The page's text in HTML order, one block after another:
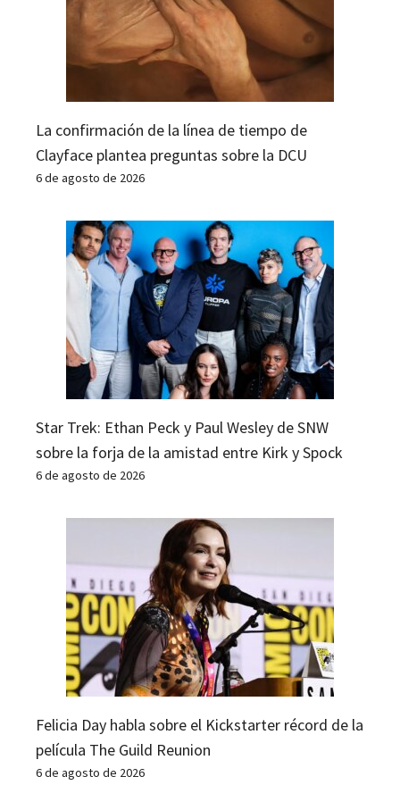
La confirmación de la línea de tiempo de
Clayface plantea preguntas sobre la DCU
6 de agosto de 2026
Star Trek: Ethan Peck y Paul Wesley de SNW
sobre la forja de la amistad entre Kirk y Spock
6 de agosto de 2026
Felicia Day habla sobre el Kickstarter récord de la
película The Guild Reunion
6 de agosto de 2026